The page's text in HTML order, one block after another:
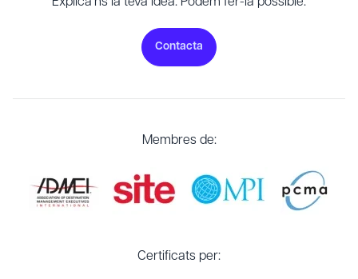
Explica’ns la teva idea. Podem fer-la possible.
Contacta
Membres de:
Certificats per: